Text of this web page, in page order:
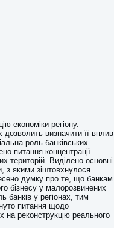
економіки регіону.
дозволить визначити її вплив
роль банківських
питання концентрації
територій. Виділено основні
з якими зіштовхнулося
думку про те, що банкам
бізнесу у малорозвинених
банків у регіонах, тим
питання щодо
на реконструкцію реального